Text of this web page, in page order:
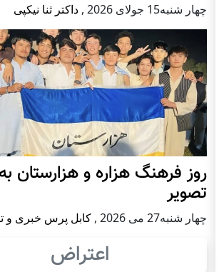
چهار شنبه15 جولای 2026 , داکتر ثنا نیکپی
روز فرهنگ هزاره و هزارستان
تصویر
چهار شنبه27 می 2026 , کابل پرس خبری و
اعتراض